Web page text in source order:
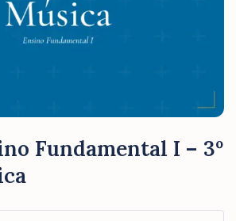
Fundamental I – 3º